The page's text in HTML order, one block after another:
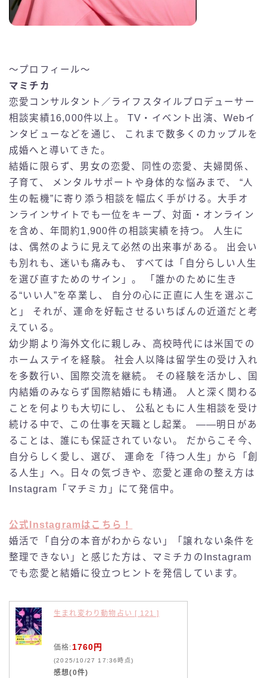
〜プロフィール〜
マミチカ
恋愛コンサルタント／ライフスタイルプロデューサー
相談実績16,000件以上。 TV・イベント出演、Webイ
ンタビューなどを通じ、 これまで数多くのカップルを
成婚へと導いてきた。
結婚に限らず、男女の恋愛、同性の恋愛、夫婦関係、
子育て、 メンタルサポートや身体的な悩みまで、 “人
生の転機”に寄り添う相談を幅広く手がける。大手オ
ンラインサイトでも一位をキープ、対面・オンライン
を含め、年間約1,900件の相談実績を持つ。 人生に
は、偶然のように見えて必然の出来事がある。 出会い
も別れも、迷いも痛みも、 すべては「自分らしい人生
を選び直すためのサイン」。 「誰かのために生き
る“いい人”を卒業し、 自分の心に正直に人生を選ぶこ
と」 それが、運命を好転させるいちばんの近道だと考
えている。
幼少期より海外文化に親しみ、高校時代には米国での
ホームステイを経験。 社会人以降は留学生の受け入れ
を多数行い、国際交流を継続。 その経験を活かし、国
内結婚のみならず国際結婚にも精通。 人と深く関わる
ことを何よりも大切にし、 公私ともに人生相談を受け
続ける中で、この仕事を天職とし起業。 ――明日があ
ることは、誰にも保証されていない。 だからこそ今、
自分らしく愛し、選び、 運命を「待つ人生」から「創
る人生」へ。日々の気づきや、恋愛と運命の整え方は
Instagram「マチミカ」にて発信中。
公式Instagramはこちら！
婚活で「自分の本音がわからない」「譲れない条件を
整理できない」と感じた方は、マミチカのInstagram
でも恋愛と結婚に役立つヒントを発信しています。
生まれ変わり動物占い [ 121 ]
価格:1760円
(2025/10/27 17:36時点)
感想(0件)